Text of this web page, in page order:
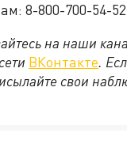
8-800-700-54-
на наши
ВКонтакте.
свои